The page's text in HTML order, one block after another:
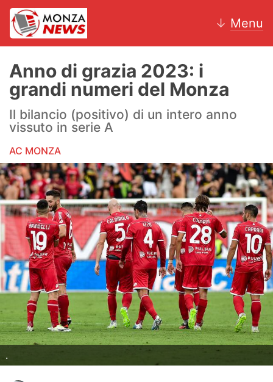
↓ Menu
News
AC Monza
Calcio
Motori
Volley
Hockey
Altri sport
Hockey
Pallanuoto
Pallamano
Anno di grazia 2023: i
grandi numeri del Monza
Il bilancio (positivo) di un intero anno
vissuto in serie A
AC MONZA
.